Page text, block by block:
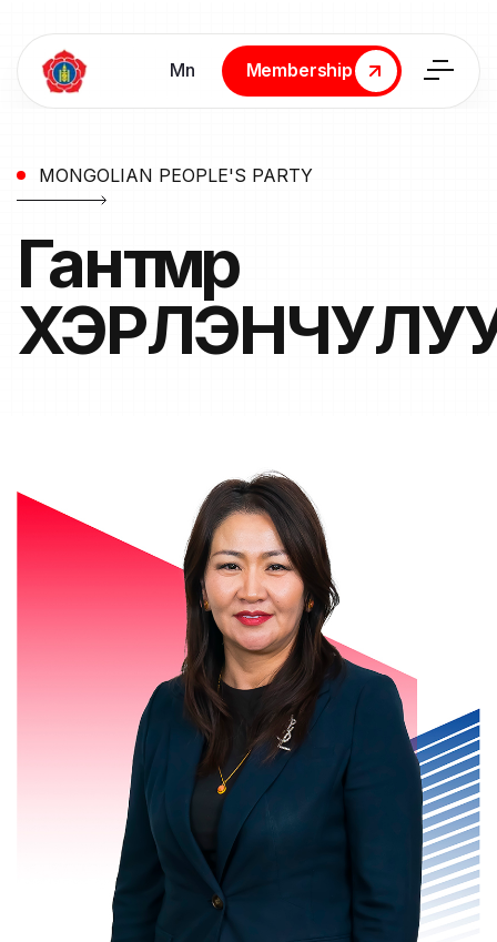
Мn
Membership
Membership
MONGOLIAN PEOPLE'S PARTY
Гантөмөр